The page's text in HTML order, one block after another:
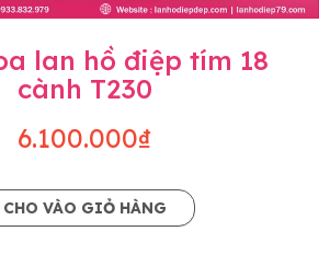
lan hồ điệp tím 18
cành T230
6.100.000₫
CHO VÀO GIỎ HÀNG